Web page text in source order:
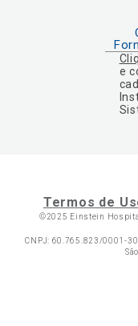
e
Termos de
©2025 Einstein
CNPJ: 60.765.823/0001-